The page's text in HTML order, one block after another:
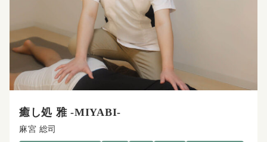
癒し処 雅 -MIYABI-
麻宮 総司